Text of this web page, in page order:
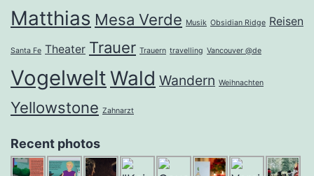
Matthias Mesa Verde Musik Obsidian Ridge Reisen
Santa Fe Theater Trauer Trauern travelling Vancouver @de
VogelweltWald Wandern Weihnachten
Yellowstone Zahnarzt
Recent photos